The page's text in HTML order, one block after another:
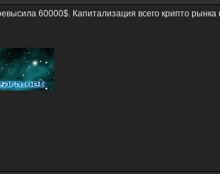
60000$. Капитализация всего крипто